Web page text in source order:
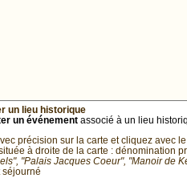
un lieu historique
un événement associé à un lieu
précision sur la carte et cliquez avec
à droite de la carte : dénomination
"Palais Jacques Coeur", "Manoir de
séjourné